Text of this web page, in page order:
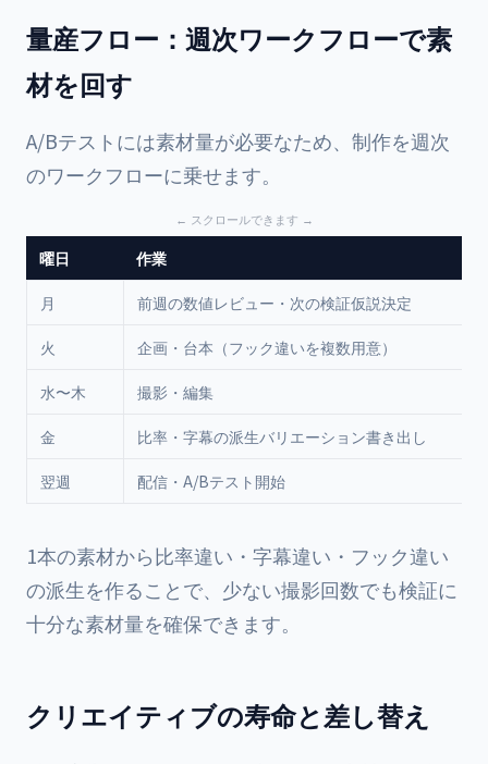
量産フロー：週次ワークフローで素
材を回す
A/Bテストには素材量が必要なため、制作を週次
のワークフローに乗せます。
曜日 作業
月 前週の数値レビュー・次の検証仮説決定
火 企画・台本（フック違いを複数用意）
水〜木 撮影・編集
金 比率・字幕の派生バリエーション書き出し
翌週 配信・A/Bテスト開始
1本の素材から比率違い・字幕違い・フック違い
の派生を作ることで、少ない撮影回数でも検証に
十分な素材量を確保できます。
クリエイティブの寿命と差し替え